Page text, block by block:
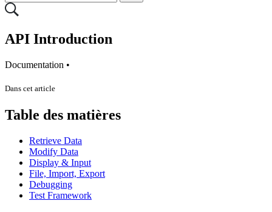
API Introduction
Documentation •
Dans cet article
Table des matières
Retrieve Data
Modify Data
Display & Input
File, Import, Export
Debugging
Test Framework